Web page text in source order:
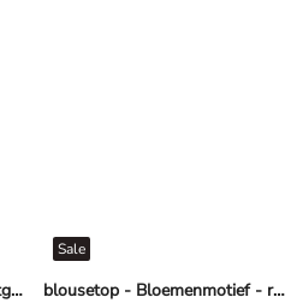
Bandeau-Top - Katoen - Mintgroen blousetop - Bloemenmotief - rood
Sale